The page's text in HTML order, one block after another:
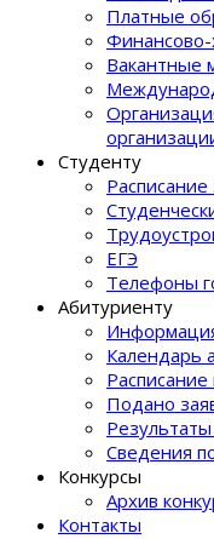
Платные
Финансово-
Вакантные
Студенту
Расписание
ЕГЭ
Телефоны
Абитуриенту
Календарь
Подано
Сведения
Конкурсы
Архив
Контакты